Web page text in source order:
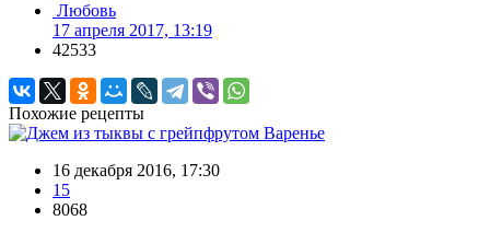
Любовь
17 апреля 2017, 13:19
42533
Похожие рецепты
Варенье
16 декабря 2016, 17:30
15
8068